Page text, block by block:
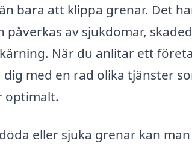
bara att klippa grenar. Det
av sjukdomar,
När du anlitar ett
med en rad olika tjänster
optimalt.
eller sjuka grenar kan